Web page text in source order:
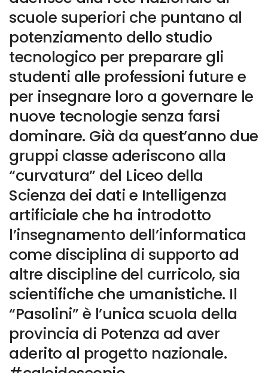
scuole superiori che puntano al
potenziamento dello studio
tecnologico per preparare gli
studenti alle professioni future e
per insegnare loro a governare le
nuove tecnologie senza farsi
dominare. Già da quest’anno due
gruppi classe aderiscono alla
“curvatura” del Liceo della
Scienza dei dati e Intelligenza
artificiale che ha introdotto
l’insegnamento dell’informatica
come disciplina di supporto ad
altre discipline del curricolo, sia
scientifiche che umanistiche. Il
“Pasolini” è l’unica scuola della
provincia di Potenza ad aver
aderito al progetto nazionale.